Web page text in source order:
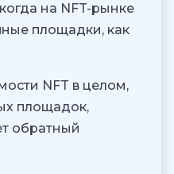
на NFT-рынке
площадки, как
NFT в целом,
площадок,
обратный